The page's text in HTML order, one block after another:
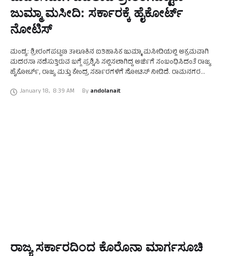
ಜುಮ್ಮಾ ಮಸೀದಿ: ಸರ್ಕಾರಕ್ಕೆ ಹೈಕೋರ್ಟ್‌
ನೋಟಿಸ್‌
ಮಂಡ್ಯ: ಶ್ರೀರಂಗಪಟ್ಟಣ ತಾಲೂಕಿನ ಐತಿಹಾಸಿಕ ಜುಮ್ಮಾ ಮಸೀದಿಯಲ್ಲಿ ಅಕ್ರಮವಾಗಿ
ಮದರಸಾ ನಡೆಸುತ್ತಿರುವ ಬಗ್ಗೆ ಪ್ರಶ್ನಿಸಿ ಸಲ್ಲಿಸಲಾಗಿದ್ದ ಅರ್ಜಿಗೆ ಸಂಬಂಧಿಸಿದಂತೆ ರಾಜ್ಯ
ಹೈಕೋರ್ಟ್, ರಾಜ್ಯ ಮತ್ತು ಕೇಂದ್ರ ಸರ್ಕಾರಗಳಿಗೆ ನೋಟಿಸ್ ನೀಡಿದೆ. ರಾಮನಗರ
January 18, 8:39 AM By andolanait
ರಾಜ್ಯ ಸರ್ಕಾರದಿಂದ ಕೊರೊನಾ ಮಾರ್ಗಸೂಚಿ